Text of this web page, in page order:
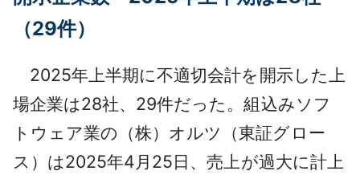
（29件）
2025年上半期に不適切会計を開示した上
場企業は28社、29件だった。組込みソフ
トウェア業の（株）オルツ（東証グロー
ス）は2025年4月25日、売上が過大に計上